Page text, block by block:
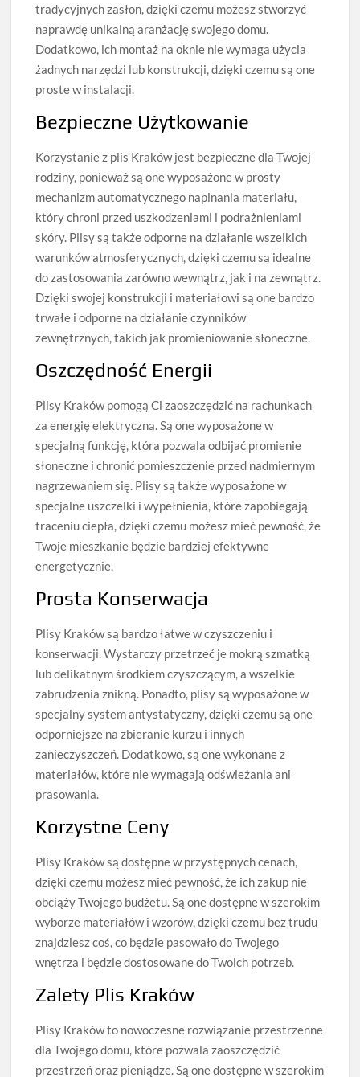
tradycyjnych zasłon, dzięki czemu możesz stworzyć
naprawdę unikalną aranżację swojego domu.
Dodatkowo, ich montaż na oknie nie wymaga użycia
żadnych narzędzi lub konstrukcji, dzięki czemu są one
proste w instalacji.
Bezpieczne Użytkowanie
Korzystanie z plis Kraków jest bezpieczne dla Twojej
rodziny, ponieważ są one wyposażone w prosty
mechanizm automatycznego napinania materiału,
który chroni przed uszkodzeniami i podrażnieniami
skóry. Plisy są także odporne na działanie wszelkich
warunków atmosferycznych, dzięki czemu są idealne
do zastosowania zarówno wewnątrz, jak i na zewnątrz.
Dzięki swojej konstrukcji i materiałowi są one bardzo
trwałe i odporne na działanie czynników
zewnętrznych, takich jak promieniowanie słoneczne.
Oszczędność Energii
Plisy Kraków pomogą Ci zaoszczędzić na rachunkach
za energię elektryczną. Są one wyposażone w
specjalną funkcję, która pozwala odbijać promienie
słoneczne i chronić pomieszczenie przed nadmiernym
nagrzewaniem się. Plisy są także wyposażone w
specjalne uszczelki i wypełnienia, które zapobiegają
traceniu ciepła, dzięki czemu możesz mieć pewność, że
Twoje mieszkanie będzie bardziej efektywne
energetycznie.
Prosta Konserwacja
Plisy Kraków są bardzo łatwe w czyszczeniu i
konserwacji. Wystarczy przetrzeć je mokrą szmatką
lub delikatnym środkiem czyszczącym, a wszelkie
zabrudzenia znikną. Ponadto, plisy są wyposażone w
specjalny system antystatyczny, dzięki czemu są one
odporniejsze na zbieranie kurzu i innych
zanieczyszczeń. Dodatkowo, są one wykonane z
materiałów, które nie wymagają odświeżania ani
prasowania.
Korzystne Ceny
Plisy Kraków są dostępne w przystępnych cenach,
dzięki czemu możesz mieć pewność, że ich zakup nie
obciąży Twojego budżetu. Są one dostępne w szerokim
wyborze materiałów i wzorów, dzięki czemu bez trudu
znajdziesz coś, co będzie pasowało do Twojego
wnętrza i będzie dostosowane do Twoich potrzeb.
Zalety Plis Kraków
Plisy Kraków to nowoczesne rozwiązanie przestrzenne
dla Twojego domu, które pozwala zaoszczędzić
przestrzeń oraz pieniądze. Są one dostępne w szerokim